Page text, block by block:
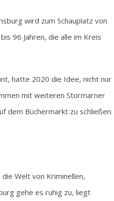
wird zum Schauplatz von
96 Jahren, die alle im Kreis
hatte 2020 die Idee, nicht nur
mit weiteren Stormarner
dem Büchermarkt zu schließen.
Welt von Kriminellen,
gehe es ruhig zu, liegt